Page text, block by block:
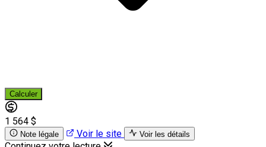
Calculer
1 564 $
Note légale Voir le site Voir les détails